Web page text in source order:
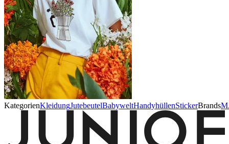
KategorienKleidungJutebeutelBabyweltHandyhüllenStickerBrands